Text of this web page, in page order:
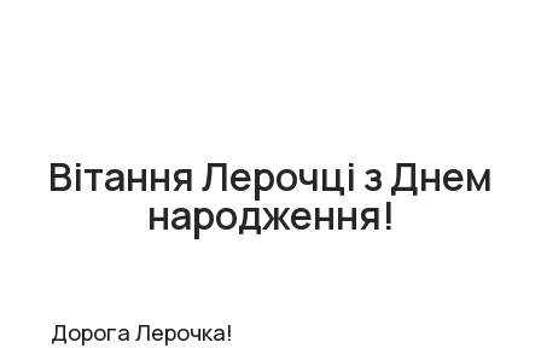
Вітання Лерочці з Днем
народження!
Дорога Лерочка!